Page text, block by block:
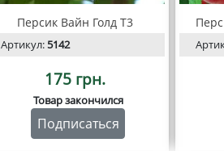
Персик Вайн Голд Т3
Артикул:5142
175 грн.
Товар закончился
Подписаться